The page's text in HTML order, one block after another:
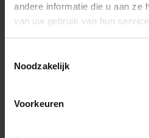
andere informatie die u aan ze
van uw gebruik van hun
Noodzakelijk
Voorkeuren
Algemene informatie